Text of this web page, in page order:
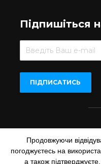
Підпишіться
При копіюванні
відкрите для
Продовжуючи
погоджуєтесь на
а також